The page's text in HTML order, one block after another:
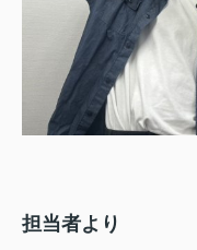
担当者より